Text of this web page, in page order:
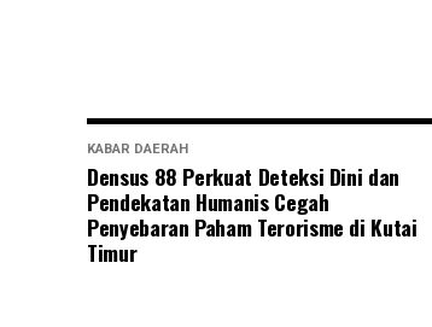
KABAR DAERAH
Densus 88 Perkuat Deteksi Dini dan
Pendekatan Humanis Cegah
Penyebaran Paham Terorisme di Kutai
Timur